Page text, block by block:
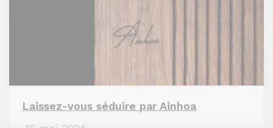
Laissez-vous séduire par Ainhoa